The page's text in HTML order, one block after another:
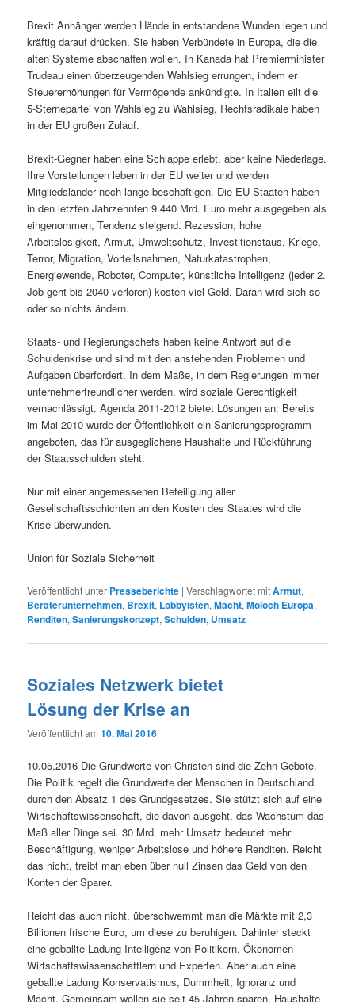
Brexit Anhänger werden Hände in entstandene Wunden legen und
kräftig darauf drücken. Sie haben Verbündete in Europa, die die
alten Systeme abschaffen wollen. In Kanada hat Premierminister
Trudeau einen überzeugenden Wahlsieg errungen, indem er
Steuererhöhungen für Vermögende ankündigte. In Italien eilt die
5-Sternepartei von Wahlsieg zu Wahlsieg. Rechtsradikale haben
in der EU großen Zulauf.
Brexit-Gegner haben eine Schlappe erlebt, aber keine Niederlage.
Ihre Vorstellungen leben in der EU weiter und werden
Mitgliedsländer noch lange beschäftigen. Die EU-Staaten haben
in den letzten Jahrzehnten 9.440 Mrd. Euro mehr ausgegeben als
eingenommen, Tendenz steigend. Rezession, hohe
Arbeitslosigkeit, Armut, Umweltschutz, Investitionstaus, Kriege,
Terror, Migration, Vorteilsnahmen, Naturkatastrophen,
Energiewende, Roboter, Computer, künstliche Intelligenz (jeder 2.
Job geht bis 2040 verloren) kosten viel Geld. Daran wird sich so
oder so nichts ändern.
Staats- und Regierungschefs haben keine Antwort auf die
Schuldenkrise und sind mit den anstehenden Problemen und
Aufgaben überfordert. In dem Maße, in dem Regierungen immer
unternehmerfreundlicher werden, wird soziale Gerechtigkeit
vernachlässigt. Agenda 2011-2012 bietet Lösungen an: Bereits
im Mai 2010 wurde der Öffentlichkeit ein Sanierungsprogramm
angeboten, das für ausgeglichene Haushalte und Rückführung
der Staatsschulden steht.
Nur mit einer angemessenen Beteiligung aller
Gesellschaftsschichten an den Kosten des Staates wird die
Krise überwunden.
Union für Soziale Sicherheit
Veröffentlicht unter Presseberichte |Verschlagwortet mitArmut,
Beraterunternehmen, Brexit, Lobbyisten,Macht,Moloch Europa,
Renditen,Sanierungskonzept,Schulden, Umsatz
Soziales Netzwerk bietet
Lösung der Krise an
Veröffentlicht am10. Mai 2016
10.05.2016 Die Grundwerte von Christen sind die Zehn Gebote.
Die Politik regelt die Grundwerte der Menschen in Deutschland
durch den Absatz 1 des Grundgesetzes. Sie stützt sich auf eine
Wirtschaftswissenschaft, die davon ausgeht, das Wachstum das
Maß aller Dinge sei. 30 Mrd. mehr Umsatz bedeutet mehr
Beschäftigung, weniger Arbeitslose und höhere Renditen. Reicht
das nicht, treibt man eben über null Zinsen das Geld von den
Konten der Sparer.
Reicht das auch nicht, überschwemmt man die Märkte mit 2,3
Billionen frische Euro, um diese zu beruhigen. Dahinter steckt
eine geballte Ladung Intelligenz von Politikern, Ökonomen
Wirtschaftswissenschaftlern und Experten. Aber auch eine
geballte Ladung Konservatismus, Dummheit, Ignoranz und
Macht. Gemeinsam wollen sie seit 45 Jahren sparen, Haushalte